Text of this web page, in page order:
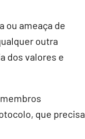
ou ameaça de
outra
dos valores e
que precisa